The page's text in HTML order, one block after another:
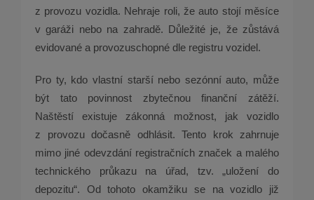
z provozu vozidla. Nehraje roli, že auto stojí měsíce
v garáži nebo na zahradě. Důležité je, že zůstává
evidované a provozuschopné dle registru vozidel.
Pro ty, kdo vlastní starší nebo sezónní auto, může
být tato povinnost zbytečnou finanční zátěží.
Naštěstí existuje zákonná možnost, jak vozidlo
z provozu dočasně odhlásit. Tento krok zahrnuje
mimo jiné odevzdání registračních značek a malého
technického průkazu na úřad, tzv. „uložení do
depozitu“. Od tohoto okamžiku se na vozidlo již